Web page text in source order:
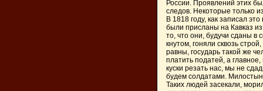
России. Проявлений этих
следов. Некоторые только
В 1818 году, как записал
были присланы на Кавказ
то, что они, будучи сданы в
кнутом, гоняли сквозь
равны, государь такой же
платить податей, а
куски резать нас, мы не
будем солдатами.
Таких людей засекали,